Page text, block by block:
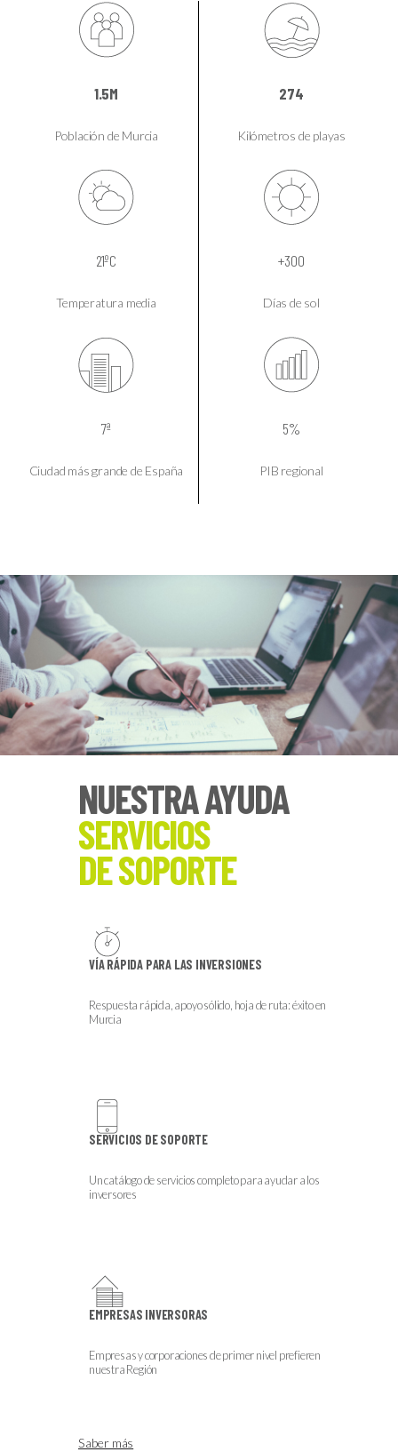
1.5M
Población de Murcia
274
Kilómetros de playas
21ºC
Temperatura media
+300
Días de sol
7ª
Ciudad más grande de España
5%
PIB regional
NUESTRA AYUDA
SERVICIOS
DE SOPORTE
VÍA RÁPIDA PARA LAS INVERSIONES
Respuesta rápida, apoyo sólido, hoja de ruta: éxito en
Murcia
SERVICIOS DE SOPORTE
Un catálogo de servicios completo para ayudar a los
inversores
EMPRESAS INVERSORAS
Empresas y corporaciones de primer nivel prefieren
nuestra Región
Saber más